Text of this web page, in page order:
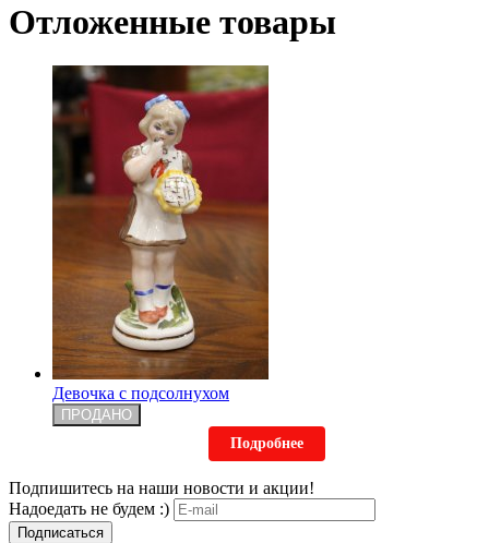
Отложенные товары
Девочка с подсолнухом
ПРОДАНО
Подробнее
Подпишитесь на наши новости и акции!
Надоедать не будем :)
Подписаться